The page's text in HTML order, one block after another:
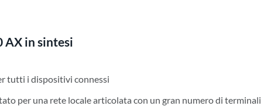
AX in sintesi
tutti i dispositivi connessi
per una rete locale articolata con un gran numero di terminali